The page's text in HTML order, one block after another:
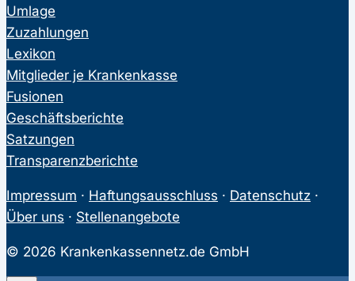
Umlage
Zuzahlungen
Lexikon
Mitglieder je Krankenkasse
Fusionen
Geschäftsberichte
Satzungen
Transparenzberichte
Impressum · Haftungsausschluss · Datenschutz ·
Über uns · Stellenangebote
© 2026 Krankenkassennetz.de GmbH